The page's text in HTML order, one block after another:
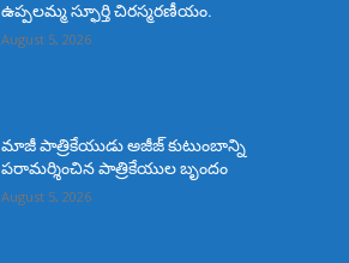
ఉప్పలమ్మ స్ఫూర్తి చిరస్మరణీయం.
August 5, 2026
మాజీ పాత్రికేయుడు అజీజ్ కుటుంబాన్ని
పరామర్శించిన పాత్రికేయుల బృందం
August 5, 2026